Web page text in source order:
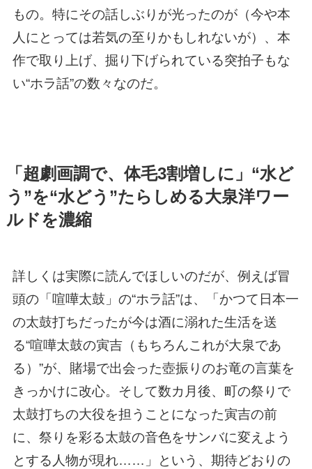
もの。特にその話しぶりが光ったのが（今や本
人にとっては若気の至りかもしれないが）、本
作で取り上げ、掘り下げられている突拍子もな
い“ホラ話”の数々なのだ。
「超劇画調で、体毛3割増しに」“水ど
う”を“水どう”たらしめる大泉洋ワー
ルドを濃縮
詳しくは実際に読んでほしいのだが、例えば冒
頭の「喧嘩太鼓」の“ホラ話”は、「かつて日本一
の太鼓打ちだったが今は酒に溺れた生活を送
る“喧嘩太鼓の寅吉（もちろんこれが大泉であ
る）”が、賭場で出会った壺振りのお竜の言葉を
きっかけに改心。そして数カ月後、町の祭りで
太鼓打ちの大役を担うことになった寅吉の前
に、祭りを彩る太鼓の音色をサンバに変えよう
とする人物が現れ……」という、期待どおりの